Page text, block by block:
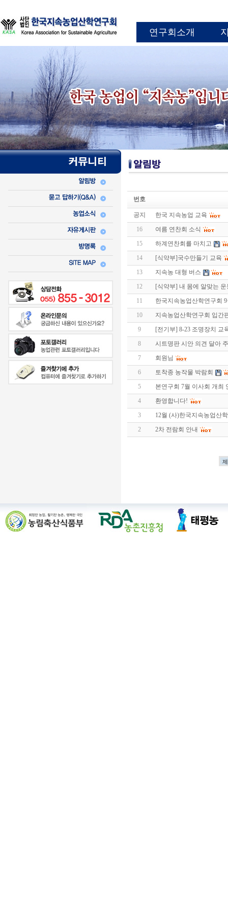
연구회소개
번호
공지
한국 지속농업 교육
16
여름 연찬회 소식
15
하계연찬회를 마치고
14
[식약부]국수만들기 교육
13
지속농 대형 버스
12
[식약부] 내 몸에 알맞는
11
한국지속농업산학연구회
10
지속농업산학연구회 입간
9
[전기부] 8-23 조명장치 교
8
시트명판 시안 의견 달아
7
회원님
6
토착종 농작물 박람회
5
본연구회 7월 이사회 개최
4
환영합니다!
3
12월 (사)한국지속농업산
2
2차 전람회 안내